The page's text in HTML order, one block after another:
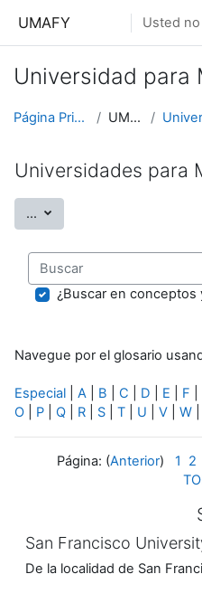
UMAFY Usted
Universidad para
Página Principal UMAFY
Universidades para
... Exportar entradas
Buscar
¿Buscar en conceptos
Navegue por el glosario
Especial A B C D E F
O
P Q R S T U V W
Página: (Anterior) 1 2
San Francisco
De la localidad de San